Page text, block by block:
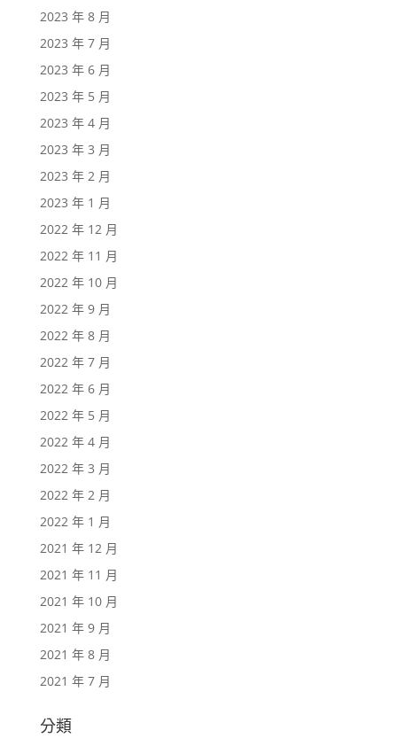
2023 年 8 月
2023 年 7 月
2023 年 6 月
2023 年 5 月
2023 年 4 月
2023 年 3 月
2023 年 2 月
2023 年 1 月
2022 年 12 月
2022 年 11 月
2022 年 10 月
2022 年 9 月
2022 年 8 月
2022 年 7 月
2022 年 6 月
2022 年 5 月
2022 年 4 月
2022 年 3 月
2022 年 2 月
2022 年 1 月
2021 年 12 月
2021 年 11 月
2021 年 10 月
2021 年 9 月
2021 年 8 月
2021 年 7 月
分類